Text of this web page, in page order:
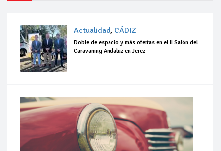
Actualidad, CÁDIZ
Doble de espacio y más ofertas en el II Salón del
Caravaning Andaluz en Jerez